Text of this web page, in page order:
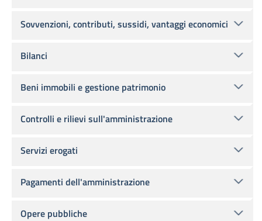
Sovvenzioni, contributi, sussidi, vantaggi economici
Bilanci
Beni immobili e gestione patrimonio
Controlli e rilievi sull'amministrazione
Servizi erogati
Pagamenti dell'amministrazione
Opere pubbliche